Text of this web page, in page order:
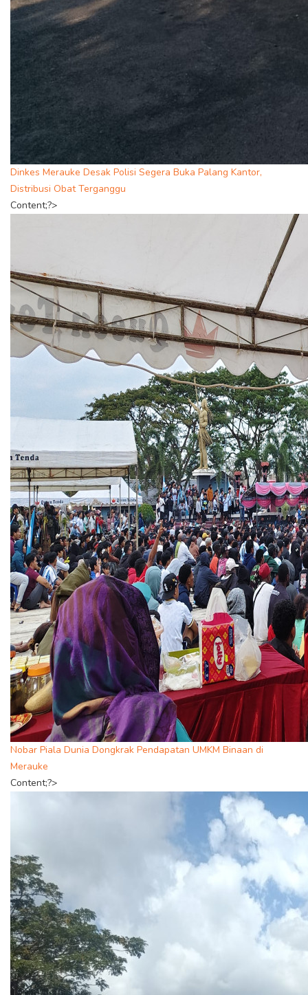
Dinkes Merauke Desak Polisi Segera Buka Palang Kantor,
Distribusi Obat Terganggu
Content;?>
Nobar Piala Dunia Dongkrak Pendapatan UMKM Binaan di
Merauke
Content;?>